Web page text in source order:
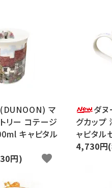
新規会員登録
マ
リー コテージ
キャピタル
円)
favorite
ダ
グカッ
ャピタル
4,730円